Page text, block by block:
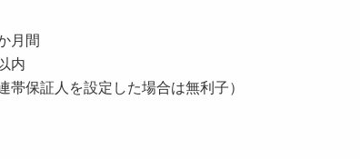
月間
内
証人を設定した場合は無利子）